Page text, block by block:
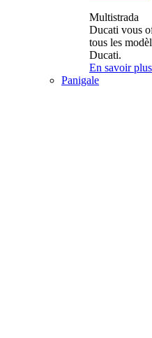
Multistrada
Ducati vous
tous les
Ducati.
En savoir plus
Panigale